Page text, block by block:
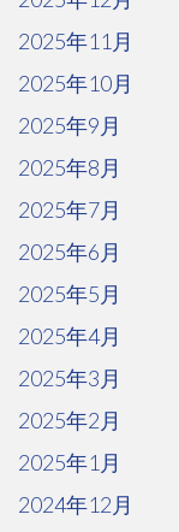
2025年11月
2025年10月
2025年9月
2025年8月
2025年7月
2025年6月
2025年5月
2025年4月
2025年3月
2025年2月
2025年1月
2024年12月